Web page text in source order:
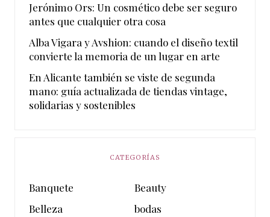
Jerónimo Ors: Un cosmético debe ser seguro
antes que cualquier otra cosa
Alba Vigara y Avshion: cuando el diseño textil
convierte la memoria de un lugar en arte
En Alicante también se viste de segunda
mano: guía actualizada de tiendas vintage,
solidarias y sostenibles
CATEGORÍAS
Banquete
Beauty
Belleza
bodas